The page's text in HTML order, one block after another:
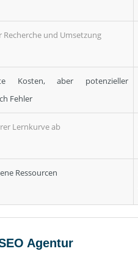
und Umsetzung
Kosten, aber potenzieller
Fehler
Lernkurve ab
Ressourcen
Agentur